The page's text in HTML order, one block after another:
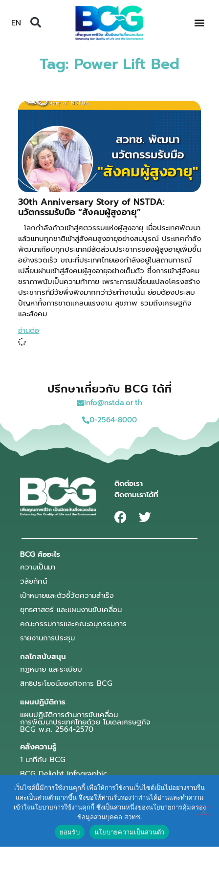
EN
Tag: Power Lift Bed
30th Anniversary Story of NSTDA:
นวัตกรรมรับมือ “สังคมผู้สูงอายุ”
โลกกำลังก้าวเข้าสู่ศตวรรษแห่งผู้สูงอายุ เมื่อประเทศพัฒนา
แล้วแทบทุกชาติเข้าสู่สังคมสูงอายุอย่างสมบูรณ์ ประเทศกำลัง
พัฒนาเกือบทุกประเทศมีสัดส่วนประชากรของผู้สูงอายุเพิ่มขึ้น
อย่างรวดเร็ว ขณะที่ประเทศไทยเองกำลังอยู่ในสถานการณ์
เปลี่ยนผ่านเข้าสู่สังคมผู้สูงอายุอย่างเต็มตัว ซึ่งการเข้าสู่สังคม
ชราภาพนับเป็นความท้าทาย เพราะการเปลี่ยนแปลงโครงสร้าง
ประชากรที่มีวัยพึ่งพิงมากกว่าวัยทำงานนั้น ย่อมต้องประสบ
ปัญหาทั้งการขาดแคลนแรงงาน สุขภาพ รวมถึงเศรษฐกิจ
และสังคม
อ่านต่อ
ปรึกษาเกี่ยวกับ BCG ได้ที่
info@nstda.or.th
0-2564-8000
ติดต่อเรา
ติดตามเราได้ที่
BCG คืออะไร
ความเป็นมา
วิสัยทัศน์
เป้าหมายและตัวชี้วัดความสำเร็จ
ยุทธศาสตร์ และแผนงานขับเคลื่อน
คณะกรรมการและคณะอนุกรรมการ
รายงานการประชุม
กลไกสนับสนุน
กฎหมาย และระเบียบ
สิทธิประโยชน์ของกิจการ BCG
แผนปฏิบัติการ
แผนปฏิบัติการด้านการขับเคลื่อน
การพัฒนาประเทศไทยด้วย โมเดลเศรษฐกิจ
BCG พ.ศ. 2564-2570
คลังความรู้
1 นาทีกับ BCG
BCG Delight Infographic
สื่อประชาสัมพันธ์
e-Book Series
ตัวอย่างธุรกิจ BCG
ข่าวและบทความ
เว็บไซต์นี้มีการใช้งานคุกกี้ เพื่อให้การใช้งานเว็บไซต์เป็นไปอย่างราบรื่น
และเป็นส่วนตัวมากขึ้น จึงขอให้ท่านรับรองว่าท่านได้อ่านและทำความ
เข้าใจนโยบายการใช้งานคุกกี้ ซึ่งเป็นส่วนหนึ่งของนโยบายการคุ้มครอง
ข้อมูลส่วนบุคคล สวทช.
ยอมรับ
นโยบายความเป็นส่วนตัว